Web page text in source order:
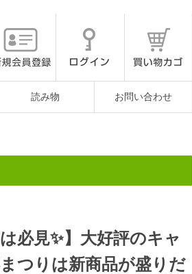
読み物 お問い合わせ
必見✨】大好評のキャ
つりは新商品が盛りだ